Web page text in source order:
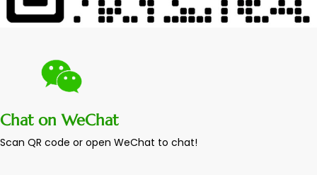
Chat on WeChat
Scan QR code or open WeChat to chat!